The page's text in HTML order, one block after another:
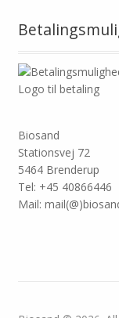
Logo til betaling
Biosand
Stationsvej 72
5464 Brenderup
Tel: +45 40866446
Mail: